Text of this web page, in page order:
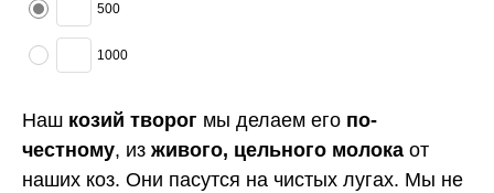
500
1000
Наш козий творог мы делаем его по-
честному, из живого, цельного молока от
наших коз. Они пасутся на чистых лугах. Мы не